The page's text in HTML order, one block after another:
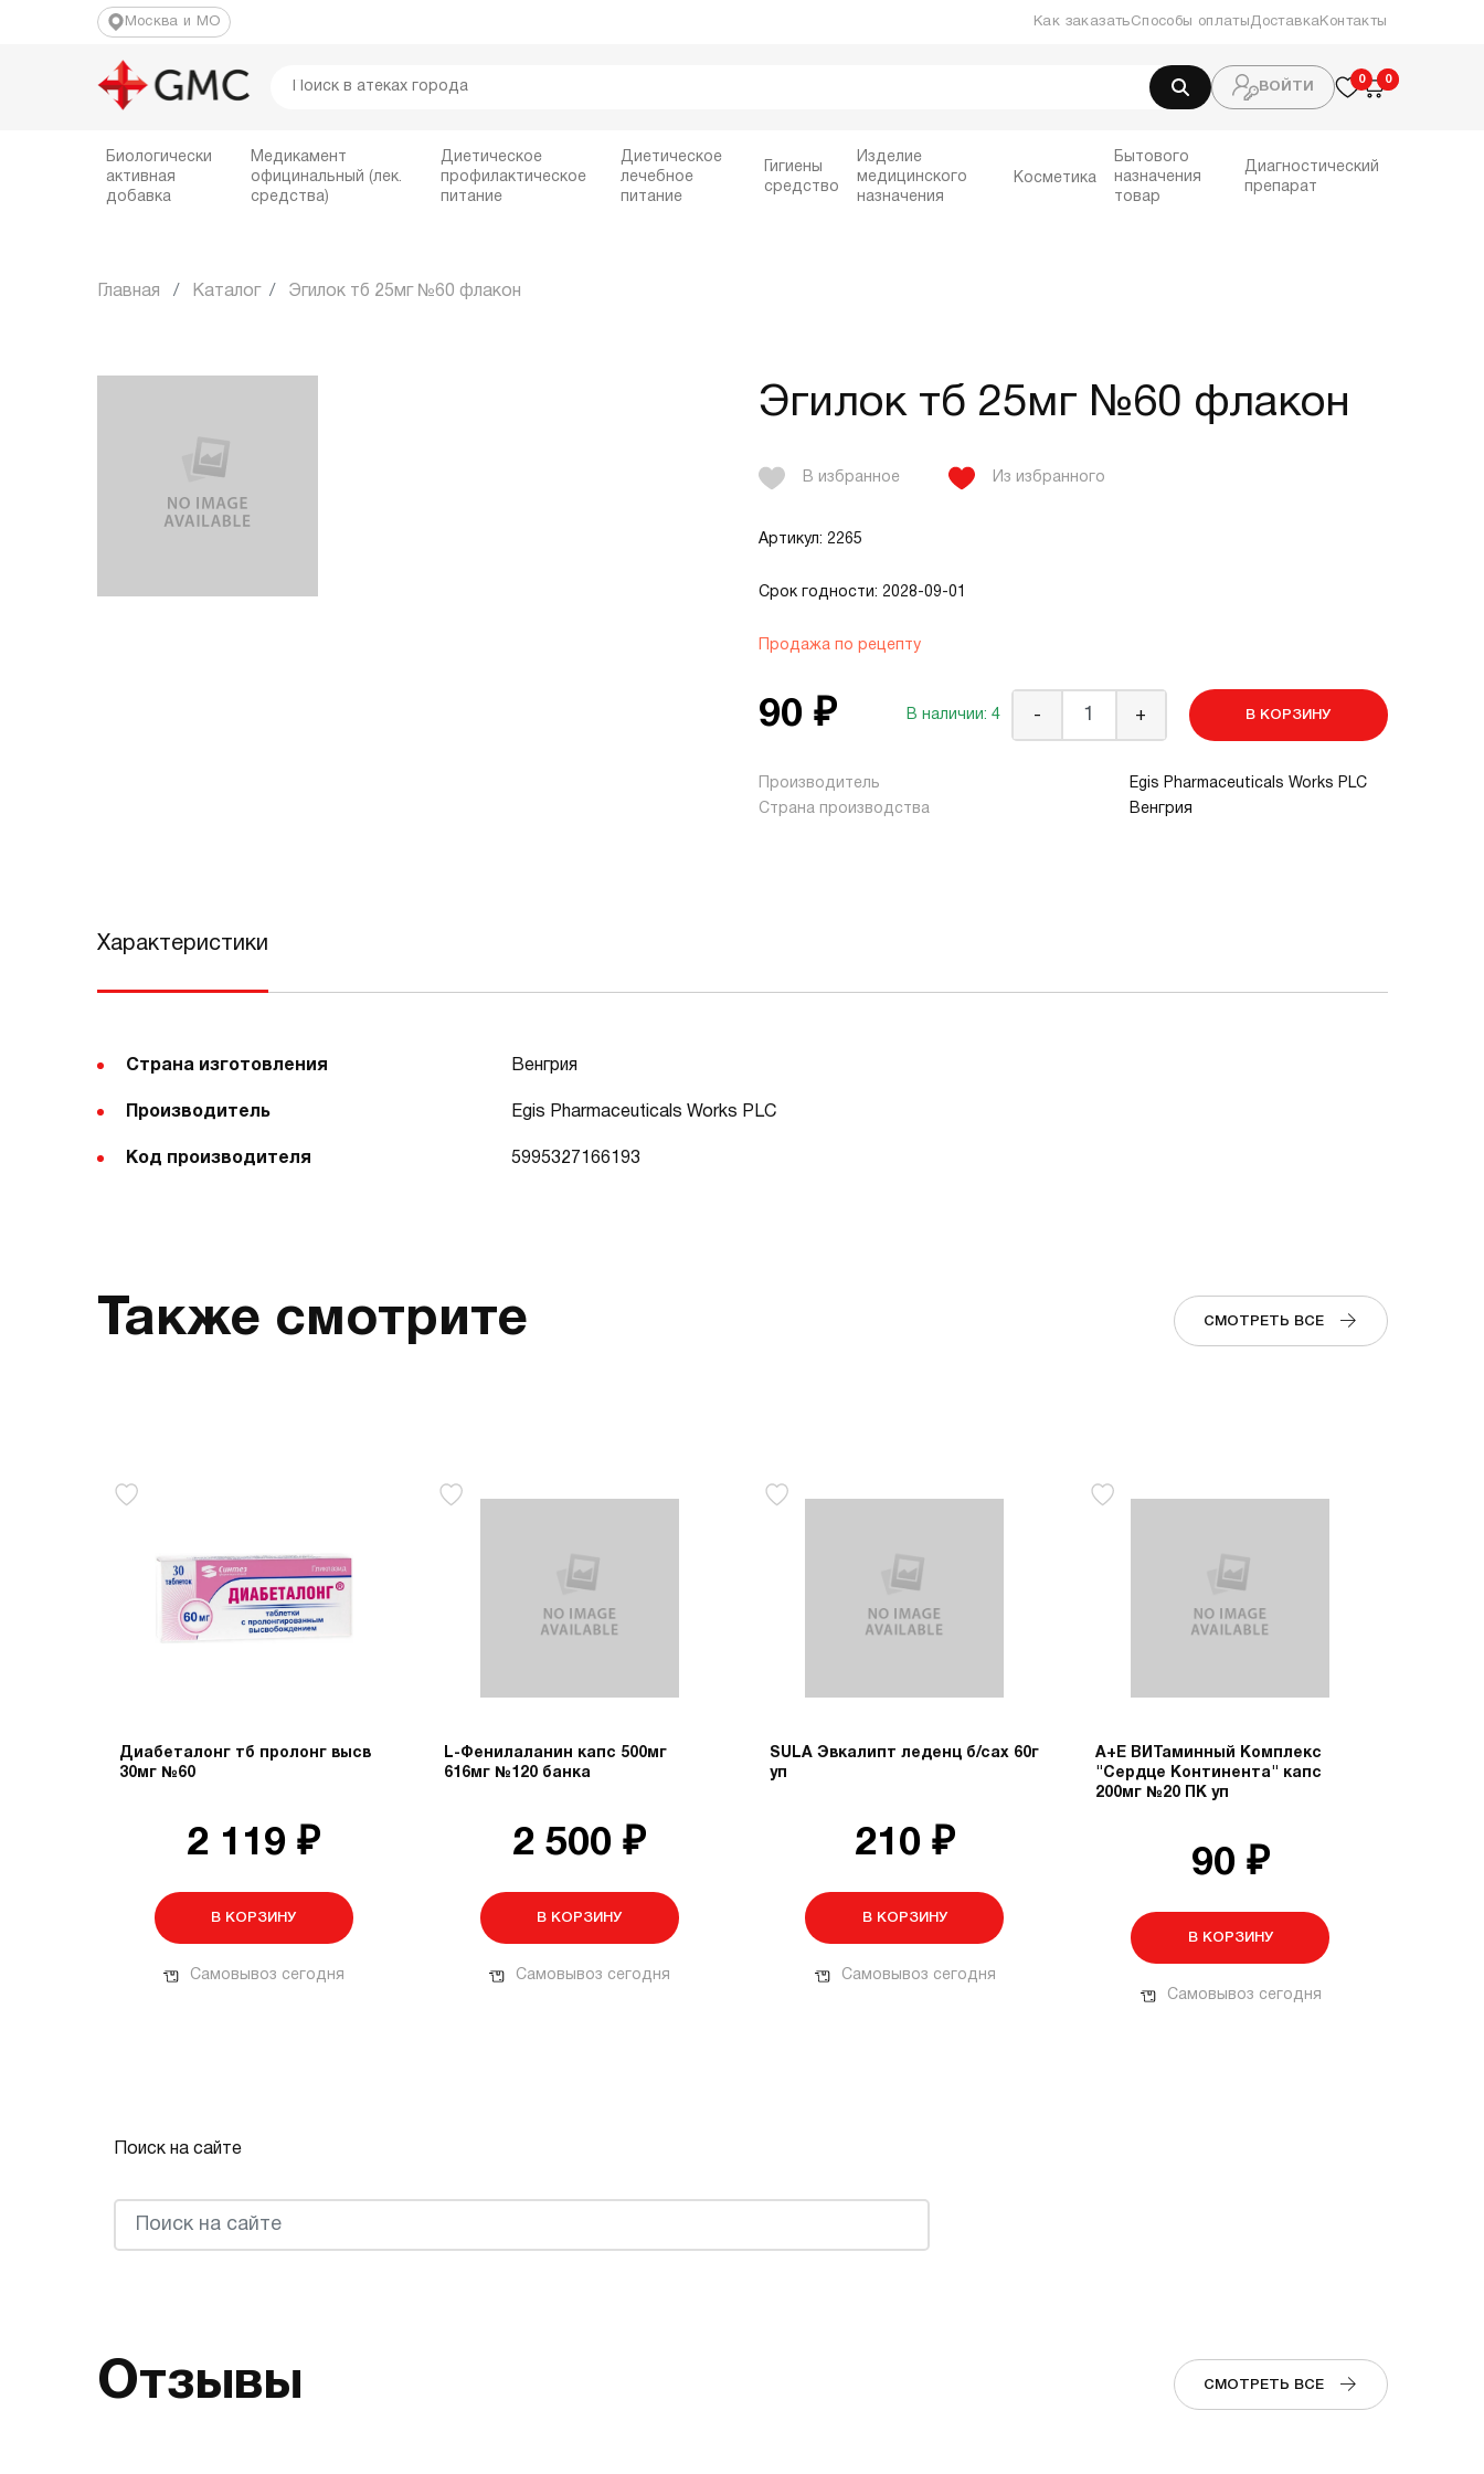
Москва и МО Как заказатьСпособы оплатыДоставкаКонтакты
ВОЙТИ
0 00
Биологически
активная
добавка
Медикамент
официнальный (лек.
средства)
Диетическое
профилактическое
питание
Диетическое
лечебное
питание
Гигиены
средство
Изделие
медицинского
назначения
Косметика
Бытового
назначения
товар
Диагностический
препарат
Главная Каталог Эгилок тб 25мг №60 флакон
Эгилок тб 25мг №60 флакон
В избранное Из избранного
Артикул: 2265
Срок годности: 2028-09-01
Продажа по рецепту
90 ₽ В наличии: 4 - + В КОРЗИНУ
Производитель
Egis Pharmaceuticals Works PLC
Страна производства
Венгрия
Характеристики
Страна изготовления Венгрия
Производитель Egis Pharmaceuticals Works PLC
Код производителя 5995327166193
Также смотрите СМОТРЕТЬ ВСЕ
Диабеталонг тб пролонг высв
30мг №60
2 119 ₽
В КОРЗИНУ
Самовывоз сегодня
L-Фенилаланин капс 500мг
616мг №120 банка
2 500 ₽
В КОРЗИНУ
Самовывоз сегодня
SULA Эвкалипт леденц б/сах 60г
уп
210 ₽
В КОРЗИНУ
Самовывоз сегодня
А+Е ВИТаминный Комплекс
"Сердце Континента" капс
200мг №20 ПК уп
90 ₽
В КОРЗИНУ
Самовывоз сегодня
Поиск на сайте
Отзывы СМОТРЕТЬ ВСЕ